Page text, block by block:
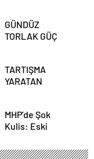
GÜNDÜZ
TORLAK GÜÇ
TARTIŞMA
YARATAN
HESAPLAŞMA
MI?”
MHP’de Şok
Kulis: Eski
Sahnede!